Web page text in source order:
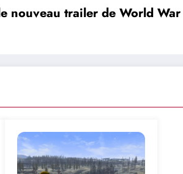
nouveau trailer de World War